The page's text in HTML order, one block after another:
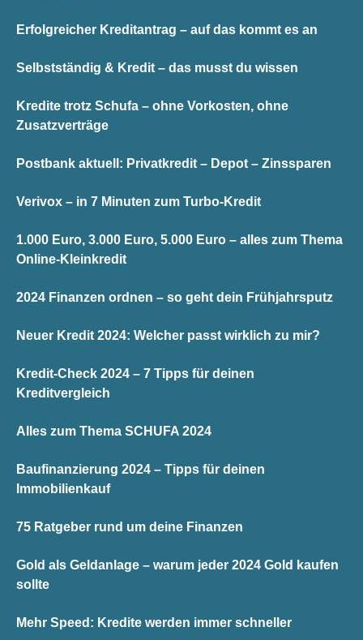
Erfolgreicher Kreditantrag – auf das kommt es an
Selbstständig & Kredit – das musst du wissen
Kredite trotz Schufa – ohne Vorkosten, ohne
Zusatzverträge
Postbank aktuell: Privatkredit – Depot – Zinssparen
Verivox – in 7 Minuten zum Turbo-Kredit
1.000 Euro, 3.000 Euro, 5.000 Euro – alles zum Thema
Online-Kleinkredit
2024 Finanzen ordnen – so geht dein Frühjahrsputz
Neuer Kredit 2024: Welcher passt wirklich zu mir?
Kredit-Check 2024 – 7 Tipps für deinen
Kreditvergleich
Alles zum Thema SCHUFA 2024
Baufinanzierung 2024 – Tipps für deinen
Immobilienkauf
75 Ratgeber rund um deine Finanzen
Gold als Geldanlage – warum jeder 2024 Gold kaufen
sollte
Mehr Speed: Kredite werden immer schneller